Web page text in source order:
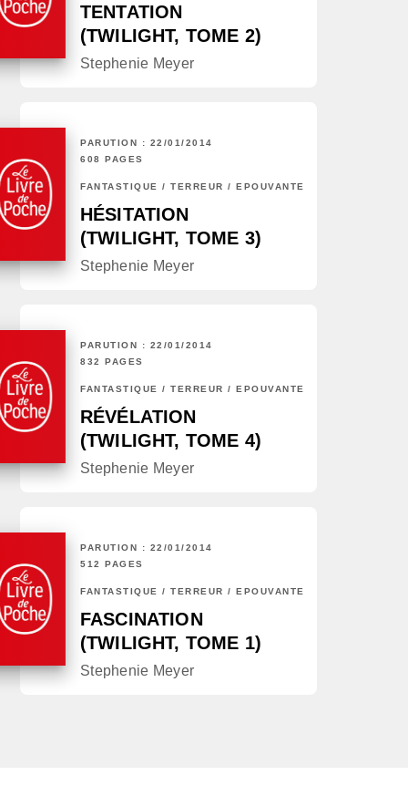
TENTATION
(TWILIGHT, TOME 2)
Stephenie Meyer
PARUTION : 22/01/2014
608 PAGES
FANTASTIQUE / TERREUR / EPOUVANTE
HÉSITATION
(TWILIGHT, TOME 3)
Stephenie Meyer
PARUTION : 22/01/2014
832 PAGES
FANTASTIQUE / TERREUR / EPOUVANTE
RÉVÉLATION
(TWILIGHT, TOME 4)
Stephenie Meyer
PARUTION : 22/01/2014
512 PAGES
FANTASTIQUE / TERREUR / EPOUVANTE
FASCINATION
(TWILIGHT, TOME 1)
Stephenie Meyer